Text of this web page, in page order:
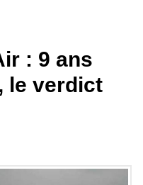
: 9 ans
le verdict